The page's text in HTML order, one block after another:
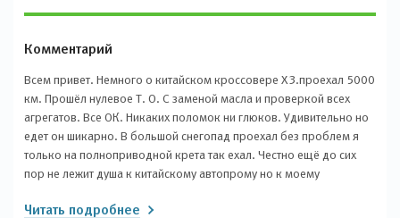
Комментарий
Всем привет. Немного о китайском кроссовере X3.проехал 5000
км. Прошёл нулевое Т. О. С заменой масла и проверкой всех
агрегатов. Все ОК. Никаких поломок ни глюков. Удивительно но
едет он шикарно. В большой снегопад проехал без проблем я
только на полноприводной крета так ехал. Честно ещё до сих
пор не лежит душа к китайскому автопрому но к моему
Читать подробнее